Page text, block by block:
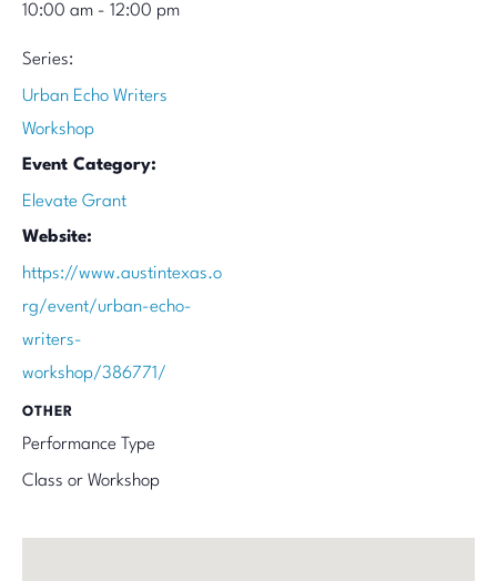
10:00 am - 12:00 pm
Series:
Urban Echo Writers
Workshop
Event Category:
Elevate Grant
Website:
https://www.austintexas.o
rg/event/urban-echo-
writers-
workshop/386771/
OTHER
Performance Type
Class or Workshop